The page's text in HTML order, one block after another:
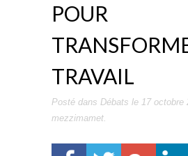
POUR
TRAVAIL
Posté dans Débats le 17 octobre
mezzimamet.